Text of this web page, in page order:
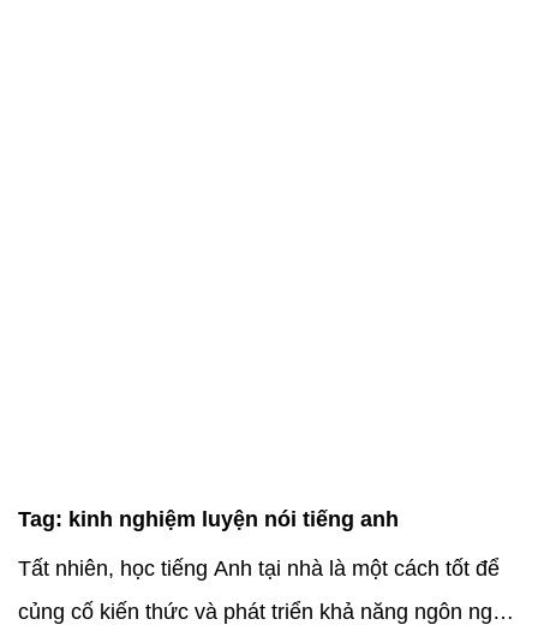
Tag: kinh nghiệm luyện nói tiếng anh
Tất nhiên, học tiếng Anh tại nhà là một cách tốt để
củng cố kiến thức và phát triển khả năng ngôn ngữ